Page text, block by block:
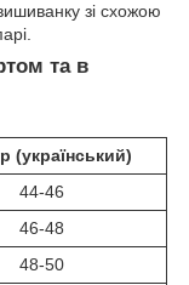
зі схожою
та в
(український)
44-46
46-48
48-50